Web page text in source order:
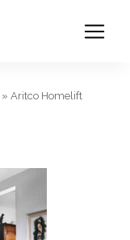
» Aritco Homelift